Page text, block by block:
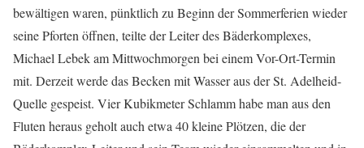
bewältigen waren, pünktlich zu Beginn der Sommerferien wieder
seine Pforten öffnen, teilte der Leiter des Bäderkomplexes,
Michael Lebek am Mittwochmorgen bei einem Vor-Ort-Termin
mit. Derzeit werde das Becken mit Wasser aus der St. Adelheid-
Quelle gespeist. Vier Kubikmeter Schlamm habe man aus den
Fluten heraus geholt auch etwa 40 kleine Plötzen, die der